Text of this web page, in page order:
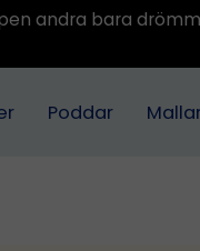
andra bara
Poddar